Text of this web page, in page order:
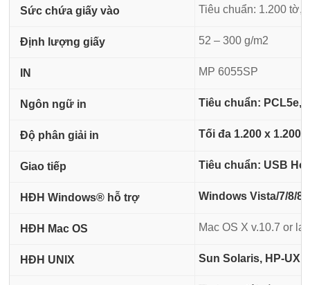
Sức chứa giấy vào Tiêu chuẩn: 1.200 tờ,
Định lượng giấy 52 – 300 g/m2
IN MP 6055SP
Ngôn ngữ in Tiêu chuẩn: PCL5e,
Độ phân giải in Tối đa 1.200 x 1.200
Giao tiếp Tiêu chuẩn: USB
HĐH Windows® hỗ trợ Windows Vista/7/8/
HĐH Mac OS Mac OS X v.10.7 or
HĐH UNIX Sun Solaris, HP-UX,